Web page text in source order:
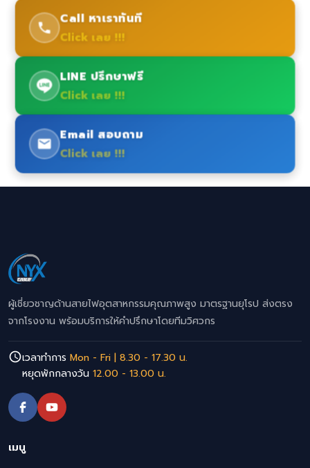
Call หาเราทันที
Click เลย !!!
LINE ปรึกษาฟรี
Click เลย !!!
Email สอบถาม
Click เลย !!!
ผู้เชี่ยวชาญด้านสายไฟอุตสาหกรรมคุณภาพสูง มาตรฐานยุโรป ส่งตรง
จากโรงงาน พร้อมบริการให้คำปรึกษาโดยทีมวิศวกร
เวลาทำการ Mon - Fri | 8.30 - 17.30 น.
หยุดพักกลางวัน 12.00 - 13.00 น.
เมนู